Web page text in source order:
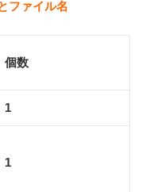
ファイル名
個数
1
1